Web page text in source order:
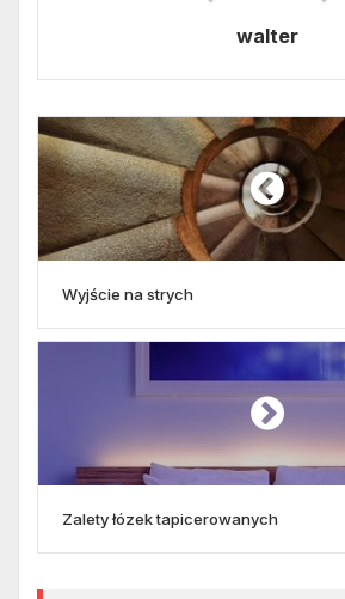
walter
Wyjście na strych
Zalety łózek tapicerowanych